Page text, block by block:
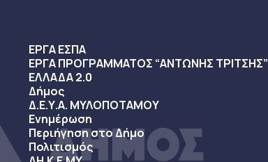
ΕΡΓΑ ΕΣΠΑ
ΕΡΓΑ ΠΡΟΓΡΑΜΜΑΤΟΣ “ΑΝΤΩΝΗΣ ΤΡΙΤΣΗΣ”
ΕΛΛΑΔΑ 2.0
Δήμος
Δ.Ε.Υ.Α. ΜΥΛΟΠΟΤΑΜΟΥ
Ενημέρωση
Περιήγηση στο Δήμο
Πολιτισμός